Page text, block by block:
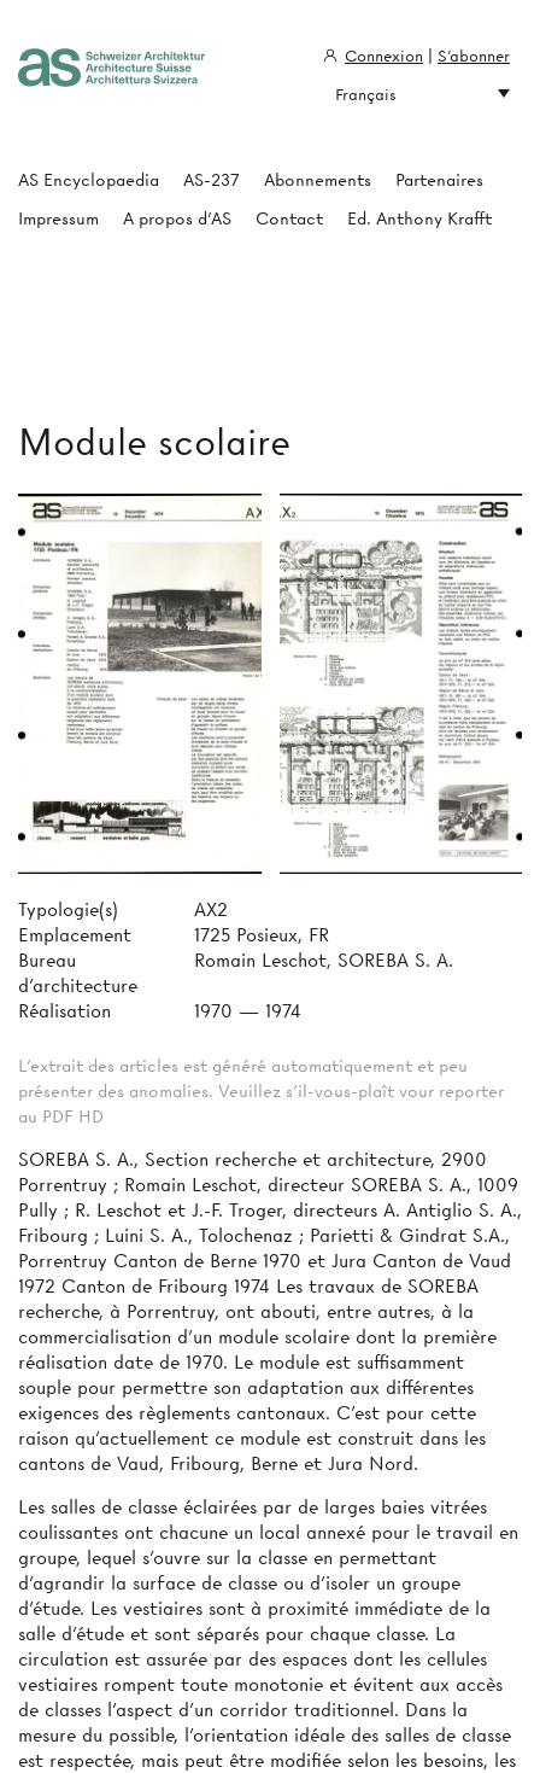
Module scolaire
Typologie(s)
AX2
Emplacement
1725 Posieux, FR
Bureau
d'architecture
Romain Leschot, SOREBA S. A.
Réalisation 1970 — 1974
L'extrait des articles est généré automatiquement et peu
présenter des anomalies. Veuillez s'il-vous-plaît vour reporter
au PDF HD
SOREBA S. A., Section recherche et architecture, 2900
Porrentruy ; Romain Leschot, directeur SOREBA S. A., 1009
Pully ; R. Leschot et J.-F. Troger, directeurs A. Antiglio S. A.,
Fribourg ; Luini S. A., Tolochenaz ; Parietti & Gindrat S.A.,
Porrentruy Canton de Berne 1970 et Jura Canton de Vaud
1972 Canton de Fribourg 1974 Les travaux de SOREBA
recherche, à Porrentruy, ont abouti, entre autres, à la
commercialisation d’un module scolaire dont la première
réalisation date de 1970. Le module est suffisamment
souple pour permettre son adaptation aux différentes
exigences des règlements cantonaux. C’est pour cette
raison qu’actuellement ce module est construit dans les
cantons de Vaud, Fribourg, Berne et Jura Nord.
Les salles de classe éclairées par de larges baies vitrées
coulissantes ont chacune un local annexé pour le travail en
groupe, lequel s’ouvre sur la classe en permettant
d’agrandir la surface de classe ou d’isoler un groupe
d’étude. Les vestiaires sont à proximité immédiate de la
salle d’étude et sont séparés pour chaque classe. La
circulation est assurée par des espaces dont les cellules
vestiaires rompent toute monotonie et évitent aux accès
de classes l’aspect d’un corridor traditionnel. Dans la
mesure du possible, l’orientation idéale des salles de classe
est respectée, mais peut être modifiée selon les besoins, les
AS Encyclopaedia AS-237 Abonnements
Partenaires
Impressum
A propos d'AS Contact Ed. Anthony Krafft
Connexion
S'abonner
Français